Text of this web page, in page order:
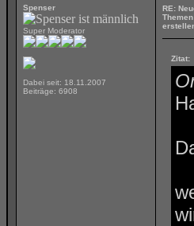
Spenser
Super Moderator
Dabei seit: 18.11.2007
Beiträge: 6908
RE:
Themen
Zitat: